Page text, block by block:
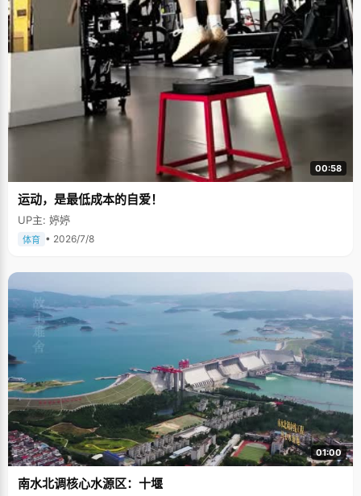
00:58
运动，是最低成本的自爱！
UP主: 婷婷
体育 • 2026/7/8
01:00
南水北调核心水源区：十堰